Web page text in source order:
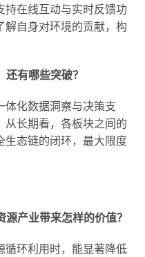
在线互动与实时反馈功
解自身对环境的贡献，构
有哪些突破？
体化数据洞察与决策支
长期看，各板块之间的
生态链的闭环，最大限度
产业带来怎样的价值？
循环利用时，能显著降低